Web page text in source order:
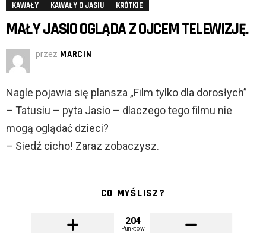
KAWAŁY KAWAŁY O JASIU KRÓTKIE
MAŁY JASIO OGLĄDA Z OJCEM TELEWIZJĘ.
przez MARCIN
Nagle pojawia się plansza „Film tylko dla dorosłych”
– Tatusiu – pyta Jasio – dlaczego tego filmu nie
mogą oglądać dzieci?
– Siedź cicho! Zaraz zobaczysz.
CO MYŚLISZ?
204
Punktów